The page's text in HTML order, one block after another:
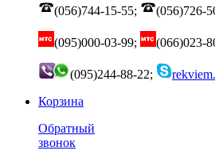
(056)744-15-55; (056)726-
(095)000-03-99; (066)023-
(095)244-88-22;
Корзина
Обратный
звонок